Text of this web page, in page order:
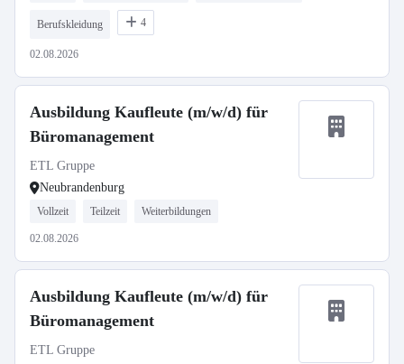
Berufskleidung 4
02.08.2026
Ausbildung Kaufleute (m/w/d) für
Büromanagement
ETL Gruppe
Neubrandenburg
Vollzeit Teilzeit Weiterbildungen
02.08.2026
Ausbildung Kaufleute (m/w/d) für
Büromanagement
ETL Gruppe